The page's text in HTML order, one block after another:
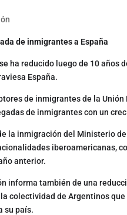
de inmigrantes a España
ha reducido luego de 10
España.
de inmigrantes de la
de inmigrantes con un
la inmigración del Ministerio
iberoamericanas,
anterior.
informa también de una
colectividad de Argentinos
su país.